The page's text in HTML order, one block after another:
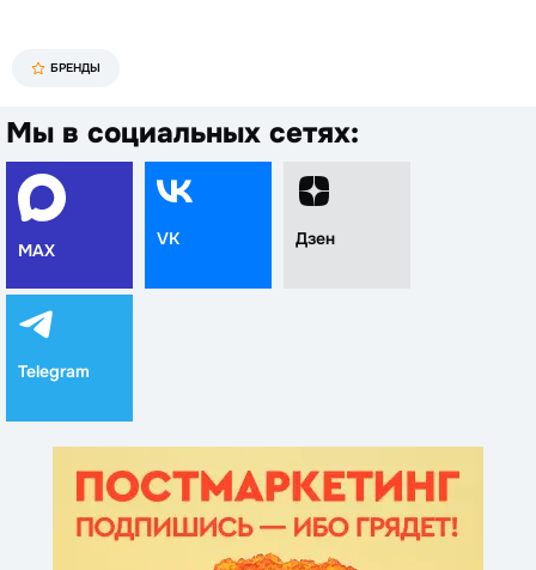
БРЕНДЫ
Мы в социальных сетях:
MAX
VK Дзен
Telegram